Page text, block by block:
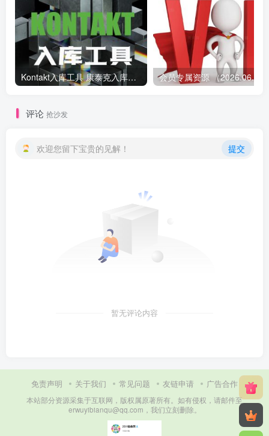
Kontakt入库工具 康泰克入库教程
评论 抢沙发
欢迎您留下宝贵的见解！ 提交
暂无评论内容
免责声明 关于我们 常见问题 友链申请 广告合作
本站部分资源采集于互联网，版权属原著所有。如有侵权，请邮件至
erwuyibianqu@qq.com，我们立刻删除。